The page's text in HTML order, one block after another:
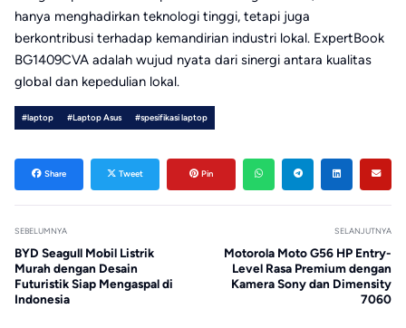
hanya menghadirkan teknologi tinggi, tetapi juga
berkontribusi terhadap kemandirian industri lokal. ExpertBook
BG1409CVA adalah wujud nyata dari sinergi antara kualitas
global dan kepedulian lokal.
#laptop #Laptop Asus #spesifikasi laptop
Share Tweet Pin
SEBELUMNYA
BYD Seagull Mobil Listrik
Murah dengan Desain
Futuristik Siap Mengaspal di
Indonesia
SELANJUTNYA
Motorola Moto G56 HP Entry-
Level Rasa Premium dengan
Kamera Sony dan Dimensity
7060